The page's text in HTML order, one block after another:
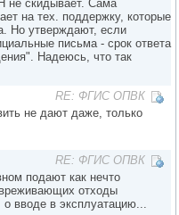
не скидывает. Сама
на тех. поддержку, которые
Но утверждают, если
письма - срок ответа
Надеюсь, что так
RE: ФГИС ОПВК
не дают даже, только
RE: ФГИС ОПВК
подают как нечто
отходы
вводе в эксплуатацию...